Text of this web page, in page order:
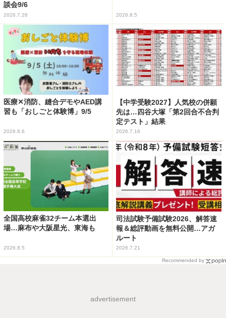
談会9/6
2026.7.28 2026.8.5
医療✕消防、縫合デモやAED講
習も「おしごと体験博」9/5
2026.8.6
【中学受験2027】人気校の併願
先は…四谷大塚「第2回合不合判
定テスト」結果
2026.7.16
全国高校麻雀32チーム本選出
場…麻布や大阪星光、東海も
2026.8.5
司法試験予備試験2026、解答速
報＆総評動画を無料公開…アガ
ルート
2026.7.21
Recommended by
advertisement